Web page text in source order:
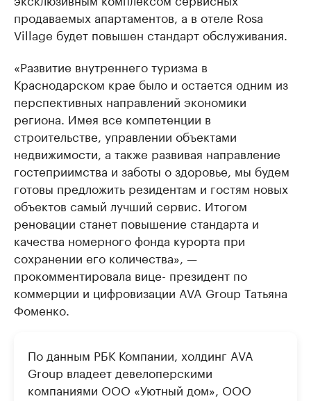
продаваемых апартаментов, а в отеле Rosa
Village будет повышен стандарт обслуживания.
«Развитие внутреннего туризма в
Краснодарском крае было и остается одним из
перспективных направлений экономики
региона. Имея все компетенции в
строительстве, управлении объектами
недвижимости, а также развивая направление
гостеприимства и заботы о здоровье, мы будем
готовы предложить резидентам и гостям новых
объектов самый лучший сервис. Итогом
реновации станет повышение стандарта и
качества номерного фонда курорта при
сохранении его количества», —
прокомментировала вице- президент по
коммерции и цифровизации AVA Group Татьяна
Фоменко.
По данным РБК Компании, холдинг AVA
Group владеет девелоперскими
компаниями ООО «Уютный дом», ООО